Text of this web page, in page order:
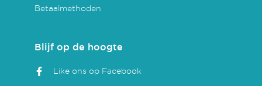
Betaalmethoden
Blijf op de hoogte
Like ons op Facebook